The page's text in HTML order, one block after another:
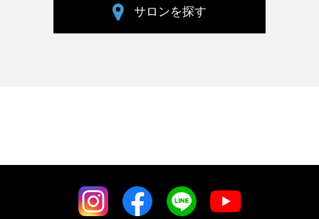
サロンを探す